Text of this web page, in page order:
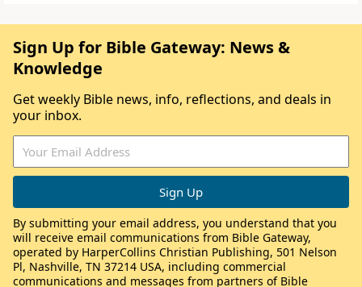
Sign Up for Bible Gateway: News &
Knowledge
Get weekly Bible news, info, reflections, and deals in
your inbox.
By submitting your email address, you understand that you
will receive email communications from Bible Gateway,
operated by HarperCollins Christian Publishing, 501 Nelson
Pl, Nashville, TN 37214 USA, including commercial
communications and messages from partners of Bible